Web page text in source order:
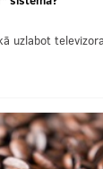
uzlabot